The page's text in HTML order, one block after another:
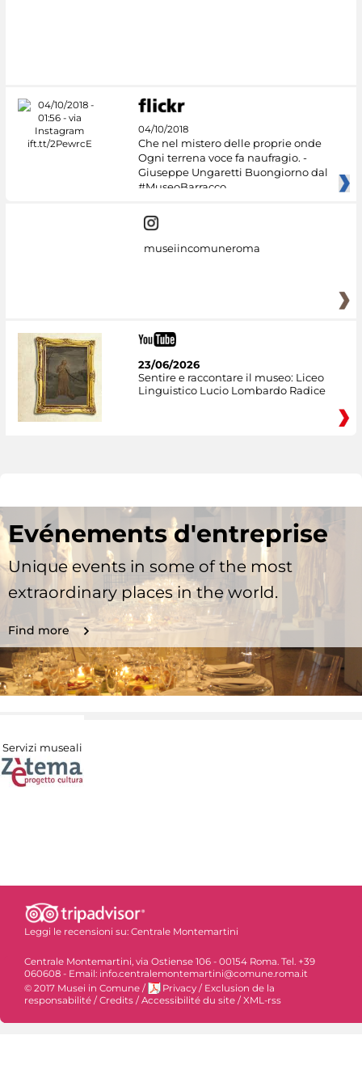
04/10/2018
Che nel mistero delle proprie onde
Ogni terrena voce fa naufragio. -
Giuseppe Ungaretti Buongiorno dal
#MuseoBarracco
museiincomuneroma
23/06/2026
Sentire e raccontare il museo: Liceo
Linguistico Lucio Lombardo Radice
Evénements d'entreprise
Unique events in some of the most
extraordinary places in the world.
Find more
Servizi museali
Leggi le recensioni su: Centrale Montemartini
Centrale Montemartini, via Ostiense 106 - 00154 Roma. Tel. +39
060608 - Email: info.centralemontemartini@comune.roma.it
© 2017 Musei in Comune / Privacy / Exclusion de la
responsabilité / Credits / Accessibilité du site / XML-rss